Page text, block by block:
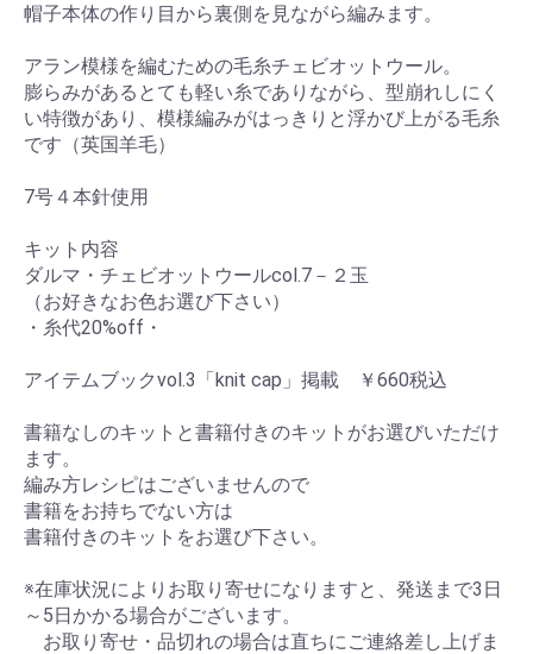
帽子本体の作り目から裏側を見ながら編みます。
アラン模様を編むための毛糸チェビオットウール。
膨らみがあるとても軽い糸でありながら、型崩れしにく
い特徴があり、模様編みがはっきりと浮かび上がる毛糸
です（英国羊毛）
7号４本針使用
キット内容
ダルマ・チェビオットウールcol.7－２玉
（お好きなお色お選び下さい）
・糸代20%off・
アイテムブックvol.3「knit cap」掲載 ￥660税込
書籍なしのキットと書籍付きのキットがお選びいただけ
ます。
編み方レシピはございませんので
書籍をお持ちでない方は
書籍付きのキットをお選び下さい。
※在庫状況によりお取り寄せになりますと、発送まで3日
～5日かかる場合がございます。
お取り寄せ・品切れの場合は直ちにご連絡差し上げま